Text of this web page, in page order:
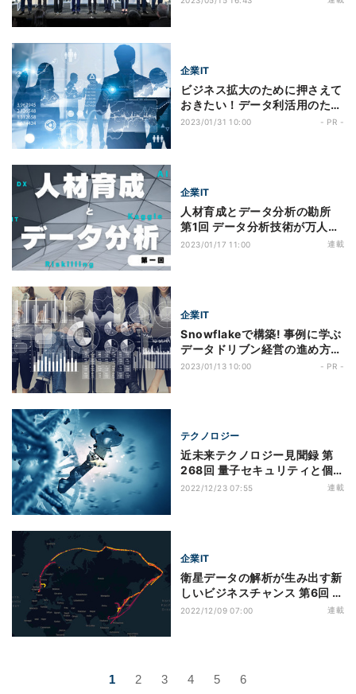
企業IT
ビジネス拡大のために押さえて
おきたい！データ利活用のため
のTips集 第1回 【2022年版】
2023/01/31 10:00 - PR -
企業IT
人材育成とデータ分析の勘所
第1回 データ分析技術が万人に
必要と言われるようになった3
2023/01/17 11:00 連載
企業IT
Snowflakeで構築! 事例に学ぶ
データドリブン経営の進め方
第9回 【NEC事例】ベンダーフ
適な運用を実現
2023/01/13 10:00 - PR -
テクノロジー
近未来テクノロジー見聞録 第
268回 量子セキュリティと個
人認証が連携した「個別ヘルス
2022/12/23 07:55 連載
企業IT
衛星データの解析が生み出す新
しいビジネスチャンス 第6回 衛
星画像など地理空間データを使
2022/12/09 07:00 連載
1 2 3 4 5 6